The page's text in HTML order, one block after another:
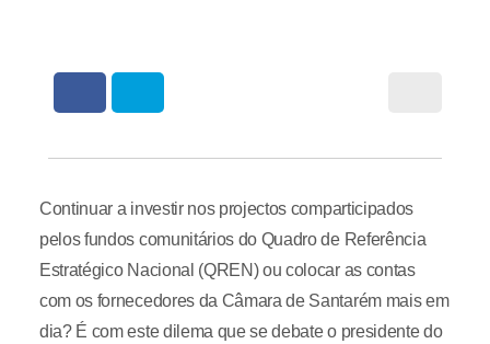
Continuar a investir nos projectos comparticipados
pelos fundos comunitários do Quadro de Referência
Estratégico Nacional (QREN) ou colocar as contas
com os fornecedores da Câmara de Santarém mais em
dia? É com este dilema que se debate o presidente do